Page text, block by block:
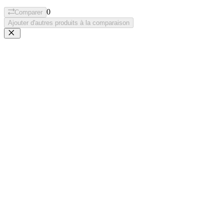
Comparer 0
Ajouter d'autres produits à la comparaison